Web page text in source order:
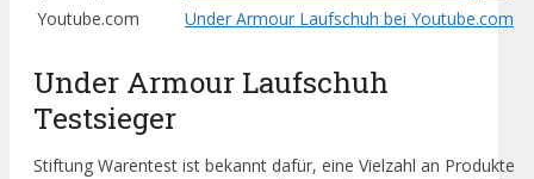
Youtube.com
Under Armour Laufschuh bei Youtube.com
Under Armour Laufschuh
Testsieger
Stiftung Warentest ist bekannt dafür, eine Vielzahl an Produkte